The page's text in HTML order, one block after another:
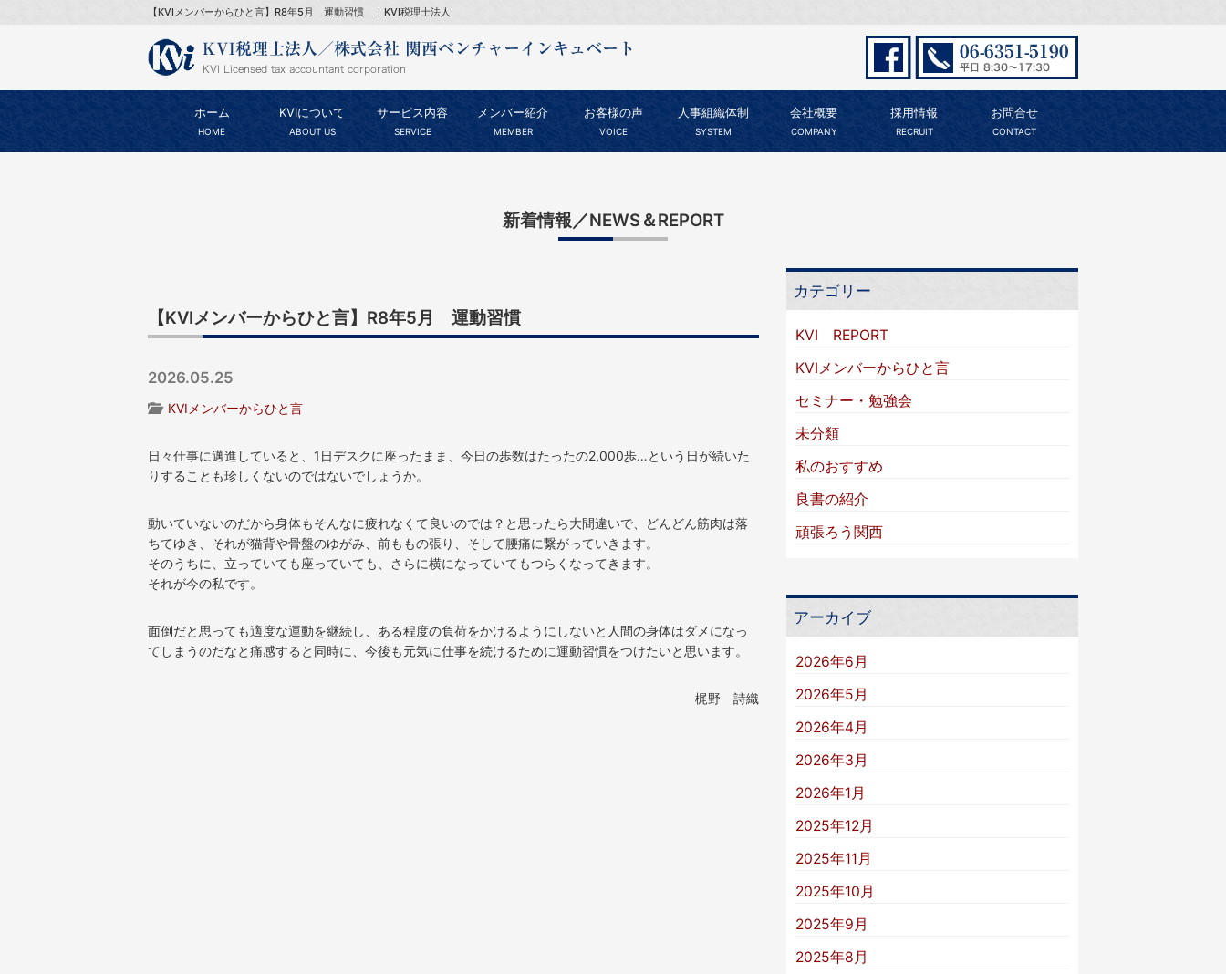
【KVIメンバーからひと言】R8年5月 運動習慣 ｜KVI税理士法人
ホーム
HOME
KVIについて
ABOUT US
サービス内容
SERVICE
メンバー紹介
MEMBER
お客様の声
VOICE
人事組織体制
SYSTEM
会社概要
COMPANY
採用情報
RECRUIT
お問合せ
CONTACT
新着情報／NEWS＆REPORT
【KVIメンバーからひと言】R8年5月 運動習慣
2026.05.25
KVIメンバーからひと言
日々仕事に邁進していると、1日デスクに座ったまま、今日の歩数はたったの2,000歩…という日が続いた
りすることも珍しくないのではないでしょうか。
動いていないのだから身体もそんなに疲れなくて良いのでは？と思ったら大間違いで、どんどん筋肉は落
ちてゆき、それが猫背や骨盤のゆがみ、前ももの張り、そして腰痛に繋がっていきます。
そのうちに、立っていても座っていても、さらに横になっていてもつらくなってきます。
それが今の私です。
面倒だと思っても適度な運動を継続し、ある程度の負荷をかけるようにしないと人間の身体はダメになっ
てしまうのだなと痛感すると同時に、今後も元気に仕事を続けるために運動習慣をつけたいと思います。
梶野 詩織
カテゴリー
KVI REPORT
KVIメンバーからひと言
セミナー・勉強会
未分類
私のおすすめ
良書の紹介
頑張ろう関西
アーカイブ
2026年6月
2026年5月
2026年4月
2026年3月
2026年1月
2025年12月
2025年11月
2025年10月
2025年9月
2025年8月